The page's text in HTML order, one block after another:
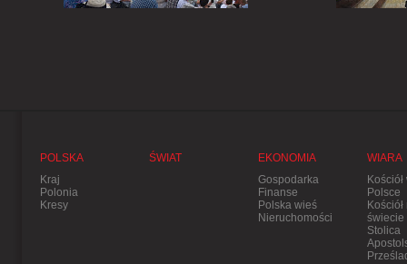
POLSKA
Kraj
Polonia
Kresy
ŚWIAT
EKONOMIA
Gospodarka
Finanse
Polska wieś
Nieruchomości
WIARA
Kościół
Polsce
Kościół
świecie
Stolica